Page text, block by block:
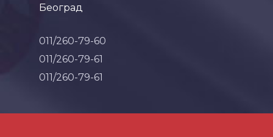
Београд
011/260-79-60
011/260-79-61
011/260-79-61